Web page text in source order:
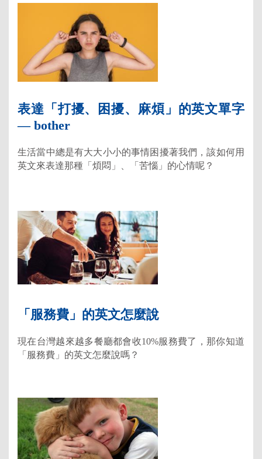
表達「打擾、困擾、麻煩」的英文單字
— bother
生活當中總是有大大小小的事情困擾著我們，該如何用
英文來表達那種「煩悶」、「苦惱」的心情呢？
「服務費」的英文怎麼說
現在台灣越來越多餐廳都會收10%服務費了，那你知道
「服務費」的英文怎麼說嗎？